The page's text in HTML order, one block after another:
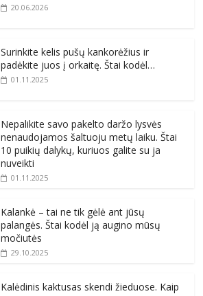
20.06.2026
Surinkite kelis pušų kankorėžius ir
padėkite juos į orkaitę. Štai kodėl…
01.11.2025
Nepalikite savo pakelto daržo lysvės
nenaudojamos šaltuoju metų laiku. Štai
10 puikių dalykų, kuriuos galite su ja
nuveikti
01.11.2025
Kalankė – tai ne tik gėlė ant jūsų
palangės. Štai kodėl ją augino mūsų
močiutės
29.10.2025
Kalėdinis kaktusas skendi žieduose. Kaip